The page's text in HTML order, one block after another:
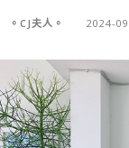
。CJ夫人。 2024-